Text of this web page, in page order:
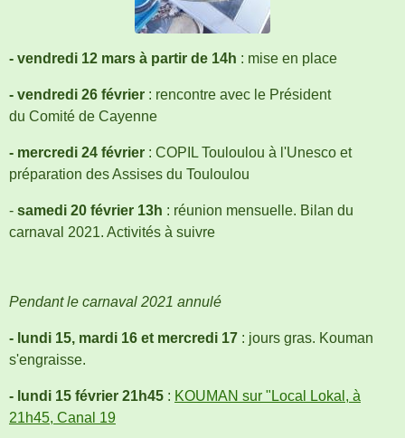
- vendredi 12 mars à partir de 14h : mise en place
- vendredi 26 février : rencontre avec le Président
du Comité de Cayenne
- mercredi 24 février : COPIL Touloulou à l'Unesco et
préparation des Assises du Touloulou
- samedi 20 février 13h : réunion mensuelle. Bilan du
carnaval 2021. Activités à suivre
Pendant le carnaval 2021 annulé
- lundi 15, mardi 16 et mercredi 17 : jours gras. Kouman
s'engraisse.
- lundi 15 février 21h45 : KOUMAN sur "Local Lokal, à
21h45, Canal 19